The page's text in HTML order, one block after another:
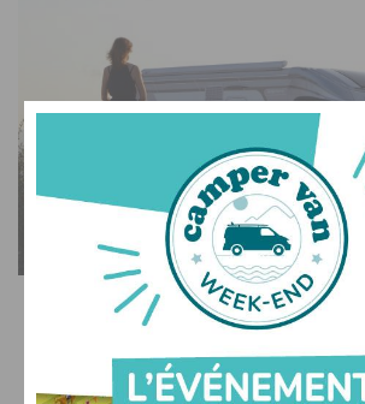
SUR LE WEB
Recevez le meilleur de l’actualité du